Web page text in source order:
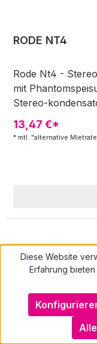
RODE NT4
Rode Nt4 -
mit
Stereo-
selektierten,
fester X/y-
Garantie Das
nie waren
selektierte 1/2"-
konfiguration
einer 9-v-batterie
Lieferumfang
das eine ist auf
stereoklinke
13,47 €*
* mtl. "alternative
Wie
Diese Website
Erfahrung